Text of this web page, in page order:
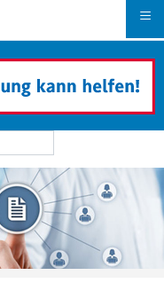
≡